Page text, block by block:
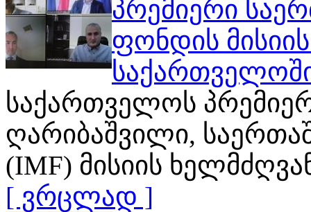
პრემიერი
ფონდის
საქართველოს
ღარიბაშვილი,
(IMF) მისიის
[ ვრცლად ]